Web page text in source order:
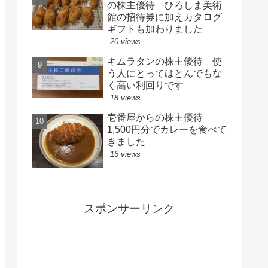
の株主優待 ひろしま美術
館の招待券に加えカタログ
ギフトも加わりました
20 views
キムラタンの株主優待 使
う人にとってはとんでもな
く高い利回りです
18 views
壱番屋からの株主優待
1,500円分でカレーを食べて
きました
16 views
スポンサーリンク